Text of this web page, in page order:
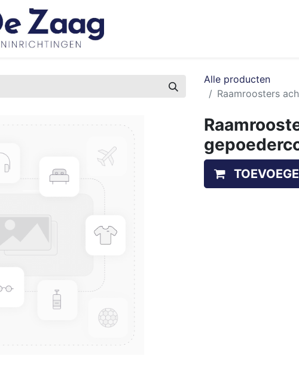
Alle producten
Raamroosters